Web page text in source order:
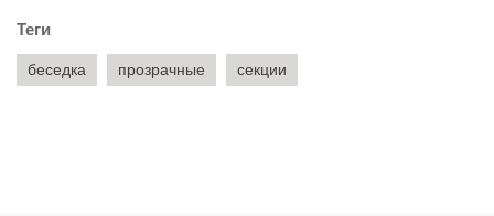
Теги
беседка прозрачные секции